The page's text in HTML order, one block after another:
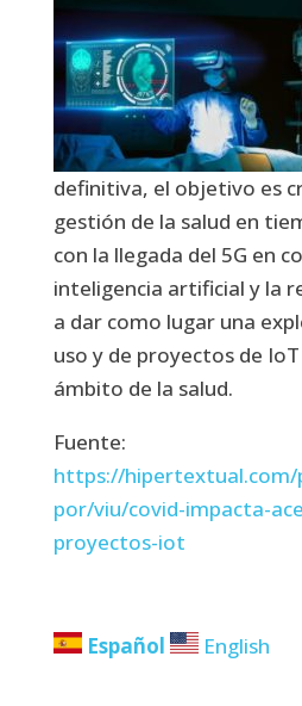
definitiva, el objetivo es
gestión de la salud en
con la llegada del 5G en
inteligencia artificial y la
a dar como lugar una
uso y de proyectos de
ámbito de la salud.
Fuente:
https://hipertextual.com/
por/viu/covid-impacta-
proyectos-iot
Español English